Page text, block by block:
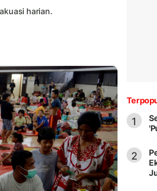
harian.
1
2